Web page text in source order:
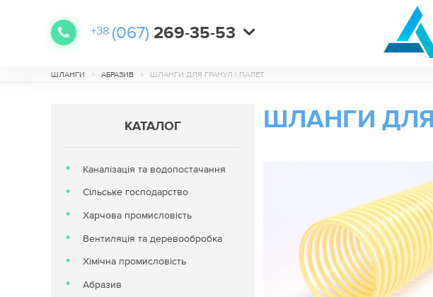
+38 (067) 269-35-53
ШЛАНГИ АБРАЗИВ ШЛАНГИ ДЛЯ ГРАНУЛ І ПАЛЕТ
КАТАЛОГ
Каналізація та водопостачання
Сільське господарство
Харчова промисловість
Вентиляція та деревообробка
Хімічна промисловість
Абразив
ШЛАНГИ ДЛЯ